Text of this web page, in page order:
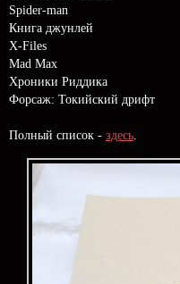
Spider-man
Книга джунлей
X-Files
Mad Max
Хроники Риддика
Форсаж: Токийский дрифт
Полный список - здесь.